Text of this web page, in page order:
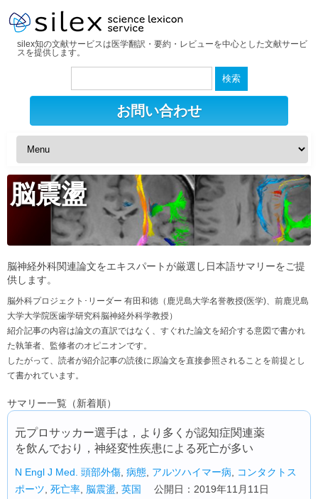
silex知の文献サービスは医学翻訳・要約・レビューを中心とした文献サービ
スを提供します。
検
お問い合わせ
脳震盪
脳神経外科関連論文をエキスパートが厳選し日本語サマリーをご提
供します。
脳外科プロジェクト･リーダー 有田和徳（鹿児島大学名誉教授(医学)、前鹿児島
大学大学院医歯学研究科脳神経外科学教授）
紹介記事の内容は論文の直訳ではなく、すぐれた論文を紹介する意図で書かれ
た執筆者、監修者のオピニオンです。
したがって、読者が紹介記事の読後に原論文を直接参照されることを前提とし
て書かれています。
サマリー一覧（新着順）
元プロサッカー選手は，より多くが認知症関連薬
を飲んでおり，神経変性疾患による死亡が多い
N Engl J Med. 頭部外傷 病態 アルツハイマー病
コンタクトス
ポーツ 死亡率 脳震盪 英国 公開日：2019年11月11日